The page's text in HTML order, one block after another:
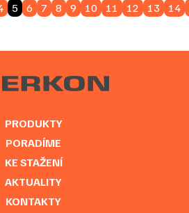
5 6 7 8 9 10 11 12 13 14
PRODUKTY
PORADÍME
KE STAŽENÍ
AKTUALITY
KONTAKTY